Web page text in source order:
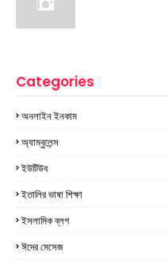
Categories
অনলাইন ইনকাম
অ্যাম্বুলেন্স
ইউটিউব
ইতালির ভাষা শিক্ষা
ইসলামিক ব্লগ
ঈদের মেসেজ